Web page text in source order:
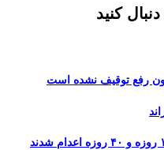
کنید
رفع توقیف نشده است